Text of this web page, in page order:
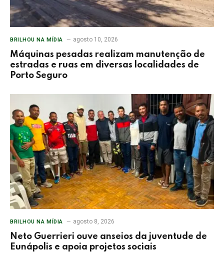
BRILHOU NA MÍDIA agosto 10, 2026
Máquinas pesadas realizam manutenção de
estradas e ruas em diversas localidades de
Porto Seguro
BRILHOU NA MÍDIA agosto 8, 2026
Neto Guerrieri ouve anseios da juventude de
Eunápolis e apoia projetos sociais